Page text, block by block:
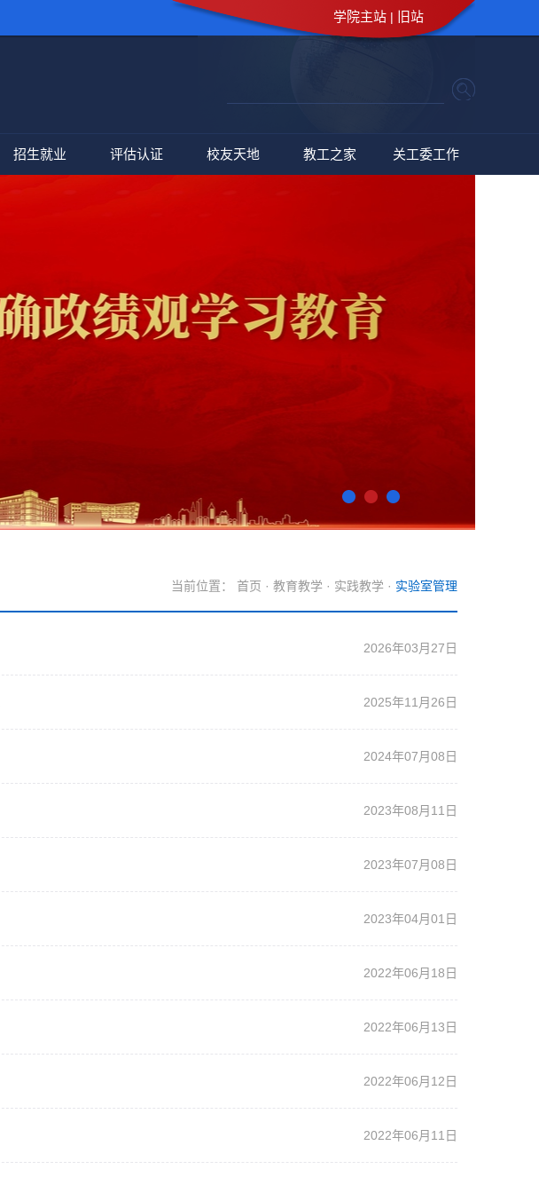
学院主站 | 旧站
招生就业 评估认证 校友天地 教工之家 关工委工作
当前位置： 首页 · 教育教学 · 实践教学 · 实验室管理
2026年03月27日
2025年11月26日
2024年07月08日
2023年08月11日
2023年07月08日
2023年04月01日
2022年06月18日
2022年06月13日
2022年06月12日
2022年06月11日